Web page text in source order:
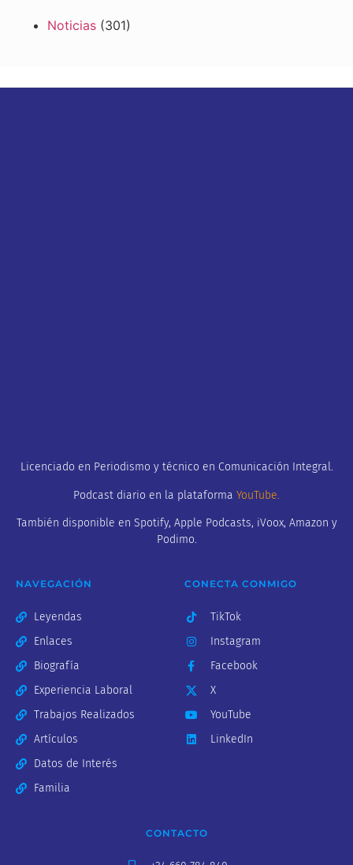
Noticias (301)
Licenciado en Periodismo y técnico en Comunicación Integral.
Podcast diario en la plataforma YouTube.
También disponible en Spotify, Apple Podcasts, iVoox, Amazon y
Podimo.
NAVEGACIÓN
Leyendas
Enlaces
Biografía
Experiencia Laboral
Trabajos Realizados
Artículos
Datos de Interés
Familia
CONECTA CONMIGO
TikTok
Instagram
Facebook
X
YouTube
LinkedIn
CONTACTO